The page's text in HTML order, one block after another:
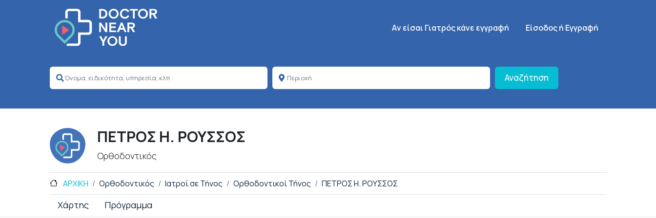
Κεντρική πλοήγηση
Aν είσαι Γιατρός κάνε εγγραφή SignUp Menu
Είσοδος ή Εγγραφή
Αναζήτηση
ΠΕΤΡΟΣ Η. ΡΟΥΣΣΟΣ
Ορθοδοντικός
ΑΡΧΙΚΗ Ορθοδοντικός Ιατροί σε Τήνος Ορθοδοντικοί Τήνος ΠΕΤΡΟΣ Η. ΡΟΥΣΣΟΣ
Χάρτης Πρόγραμμα